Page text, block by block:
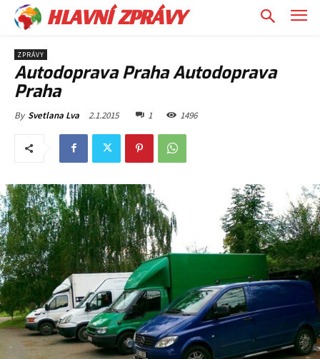
HLAVNÍ ZPRÁVY
ZPRÁVY
Autodoprava Praha Autodoprava
Praha
By Svetlana Lva 2.1.2015 1 1496